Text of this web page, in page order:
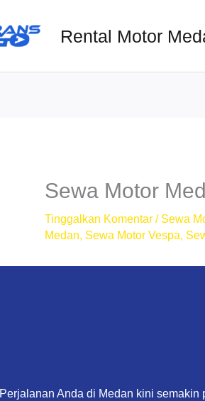
Rental Motor
Sewa Motor
Tinggalkan Komentar / Sewa
Medan, Sewa Motor Vespa,
Perjalanan Anda di Medan kini semakin